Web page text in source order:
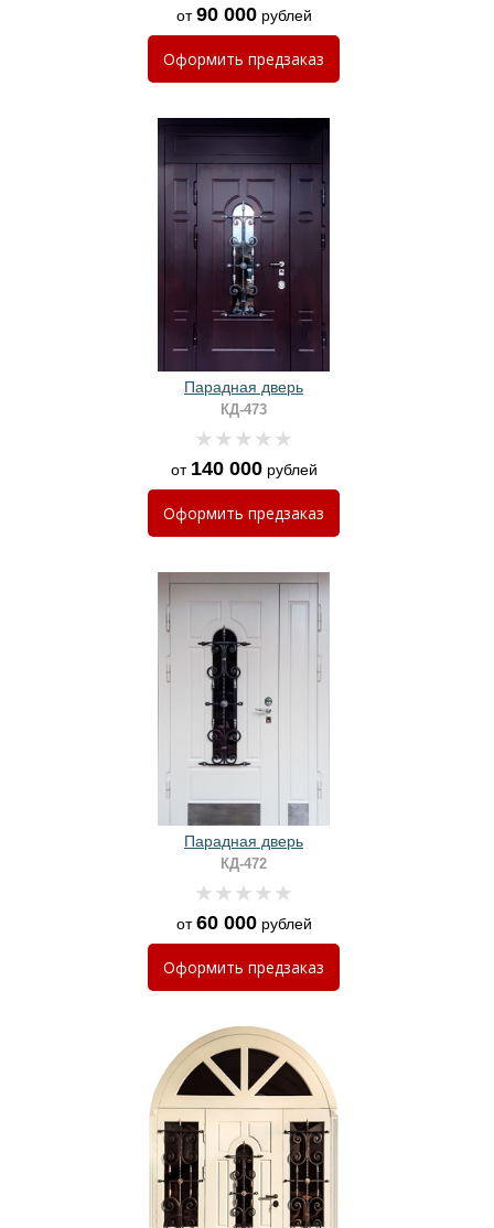
от90 000рублей
Оформить предзаказ
Парадная дверь
КД-473
от 140 000рублей
Оформить предзаказ
Парадная дверь
КД-472
от60 000рублей
Оформить предзаказ